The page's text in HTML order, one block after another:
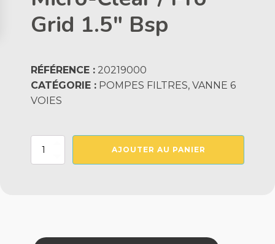
Grid 1.5" Bsp
RÉFÉRENCE : 20219000
CATÉGORIE : POMPES FILTRES, VANNE 6
VOIES
quantité
Pro
AJOUTER AU PANIER